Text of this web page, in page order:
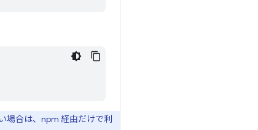
場合は、npm 経由だけで利